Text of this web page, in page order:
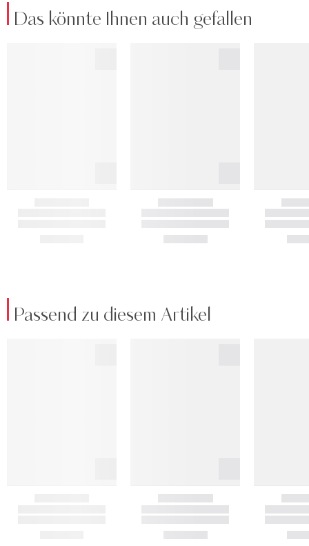
Das könnte Ihnen auch gefallen
Passend zu diesem Artikel